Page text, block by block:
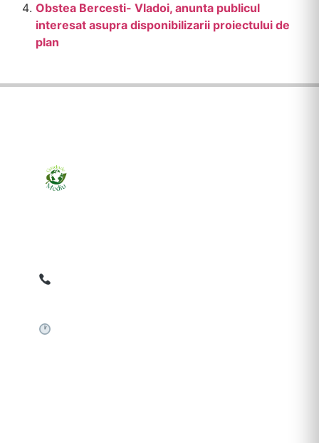
Obstea Bercesti- Vladoi, anunta publicul
interesat asupra disponibilizarii proiectului de
plan